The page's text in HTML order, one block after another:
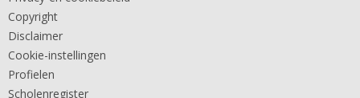
Copyright
Disclaimer
Cookie-instellingen
Profielen
Scholenregister